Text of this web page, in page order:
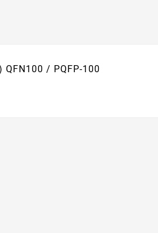
QFN100 / PQFP-100